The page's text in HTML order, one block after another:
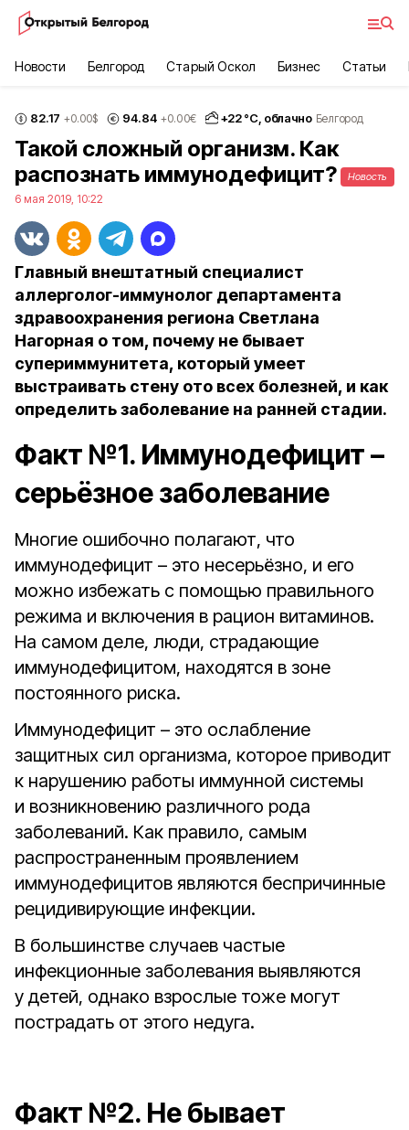
Новости Белгород Старый Оскол Бизнес Статьи
82.17 +0.00$ 94.84 +0.00€ +22°С, облачно Белгород
Такой сложный организм. Как
распознать иммунодефицит?
Новость
6 мая 2019, 10:22
Главный внештатный специалист
аллерголог-иммунолог департамента
здравоохранения региона Светлана
Нагорная о том, почему не бывает
супериммунитета, который умеет
выстраивать стену ото всех болезней, и как
определить заболевание на ранней стадии.
Факт №1. Иммунодефицит –
серьёзное заболевание
Многие ошибочно полагают, что
иммунодефицит – это несерьёзно, и его
можно избежать с помощью правильного
режима и включения в рацион витаминов.
На самом деле, люди, страдающие
иммунодефицитом, находятся в зоне
постоянного риска.
Иммунодефицит – это ослабление
защитных сил организма, которое приводит
к нарушению работы иммунной системы
и возникновению различного рода
заболеваний. Как правило, самым
распространенным проявлением
иммунодефицитов являются беспричинные
рецидивирующие инфекции.
В большинстве случаев частые
инфекционные заболевания выявляются
у детей, однако взрослые тоже могут
пострадать от этого недуга.
Факт №2. Не бывает